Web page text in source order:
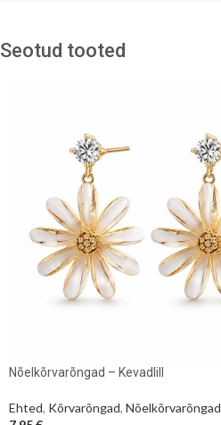
Seotud tooted
Nõelkõrvarõngad – Kevadlill
Ehted, Kõrvarõngad, Nõelkõrvarõngad